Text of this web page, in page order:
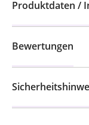
Produktdaten /
Bewertungen